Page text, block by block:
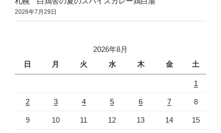
2026年7月29日
2026年8月
日
月 火 水 木 金 土
1
2 3 4 5 6 7 8
9 10 11 12 13 14 15